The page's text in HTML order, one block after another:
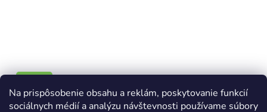
Na prispôsobenie obsahu a reklám, poskytovanie funkcií
sociálnych médií a analýzu návštevnosti používame súbory
DOPRAVA ZADARMO